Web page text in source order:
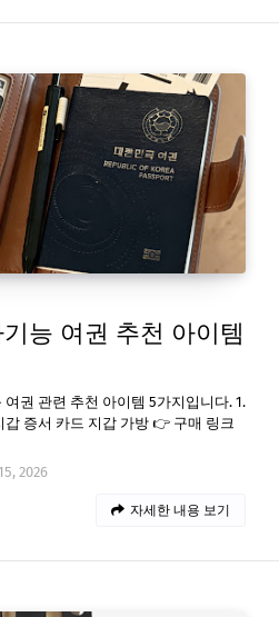
능 여권 추천 아이템
여권 관련 추천 아이템 5가지입니다. 1.
갑 증서 카드 지갑 가방 👉 구매 링크
2026
자세한 내용 보기